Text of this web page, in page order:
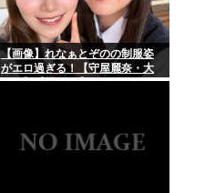
【画像】れなぁとぞのの制服姿
がエロ過ぎる！【守屋麗奈・大
園玲】【櫻坂46】